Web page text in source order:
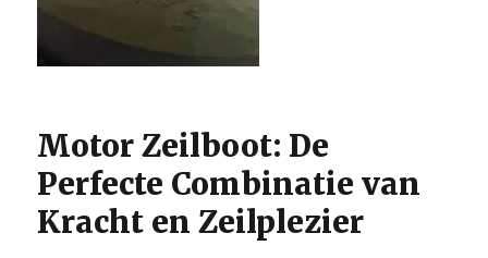
Motor Zeilboot: De
Perfecte Combinatie van
Kracht en Zeilplezier